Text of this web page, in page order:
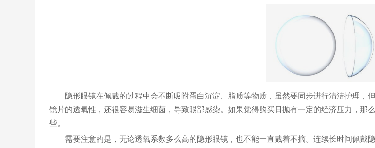
隐形眼镜在佩戴的过程中会不断吸附蛋白沉淀、脂质等物质，虽然要同步进行清洁护理，
镜片的透氧性，还很容易滋生细菌，导致眼部感染。如果觉得购买日抛有一定的经济压力，那
些。
需要注意的是，无论透氧系数多么高的隐形眼镜，也不能一直戴着不摘。连续长时间佩戴